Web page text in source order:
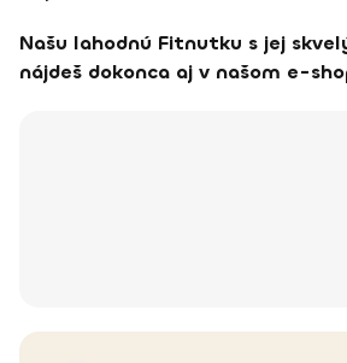
Našu lahodnú Fitnutku s jej
nájdeš dokonca aj v našom e-